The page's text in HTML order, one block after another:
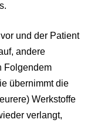
und der Patient
andere
Folgendem
übernimmt die
Werkstoffe
verlangt,